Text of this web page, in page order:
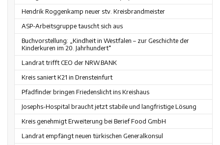
Hendrik Roggenkamp neuer stv. Kreisbrandmeister
ASP-Arbeitsgruppe tauscht sich aus
Buchvorstellung: „Kindheit in Westfalen – zur Geschichte der
Kinderkuren im 20. Jahrhundert“
Landrat trifft CEO der NRW.BANK
Kreis saniert K21 in Drensteinfurt
Pfadfinder bringen Friedenslicht ins Kreishaus
Josephs-Hospital braucht jetzt stabile und langfristige Lösung
Kreis genehmigt Erweiterung bei Berief Food GmbH
Landrat empfängt neuen türkischen Generalkonsul